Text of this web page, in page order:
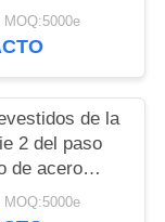
paso del
resbalón
MOQ:5000e
de la
2 del paso
de acero
taburete
plástica
MOQ:5000e